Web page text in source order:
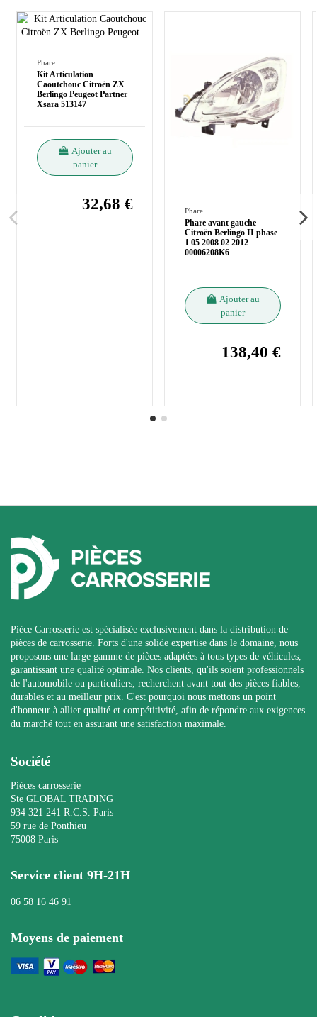
Phare
Kit Articulation
Caoutchouc Citroën ZX
Berlingo Peugeot Partner
Xsara 513147
Ajouter au
panier
32,68 € Phare
Phare avant gauche
Citroën Berlingo II phase
1 05 2008 02 2012
00006208K6
Ajouter au
panier
138,40 €
Pièce Carrosserie est spécialisée exclusivement dans la distribution de
pièces de carrosserie. Forts d'une solide expertise dans le domaine, nous
proposons une large gamme de pièces adaptées à tous types de véhicules,
garantissant une qualité optimale. Nos clients, qu'ils soient professionnels
de l'automobile ou particuliers, recherchent avant tout des pièces fiables,
durables et au meilleur prix. C'est pourquoi nous mettons un point
d'honneur à allier qualité et compétitivité, afin de répondre aux exigences
du marché tout en assurant une satisfaction maximale.
Société
Pièces carrosserie
Ste GLOBAL TRADING
934 321 241 R.C.S. Paris
59 rue de Ponthieu
75008 Paris
Service client 9H-21H
06 58 16 46 91
Moyens de paiement